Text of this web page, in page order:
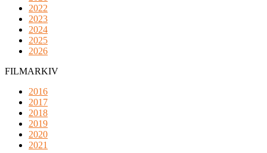
2022
2023
2024
2025
2026
FILMARKIV
2016
2017
2018
2019
2020
2021